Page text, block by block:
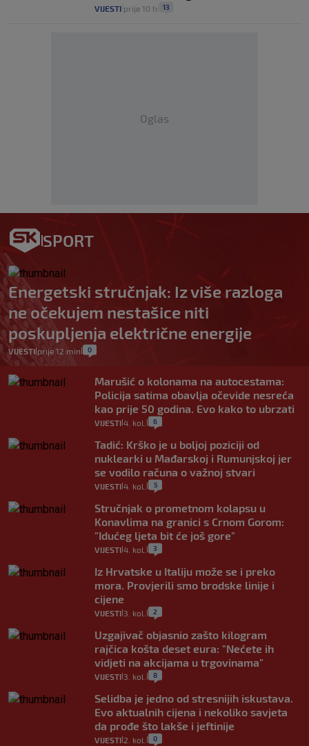
VIJESTI prije 10 h 13
Oglas
SPORT
Energetski stručnjak: Iz više razloga
ne očekujem nestašice niti
poskupljenja električne energije
VIJESTI| prije 12 min 0
Marušić o kolonama na autocestama:
Policija satima obavlja očevide nesreća
kao prije 50 godina. Evo kako to ubrzati
VIJESTI 4. kol. 6
Tadić: Krško je u boljoj poziciji od
nuklearki u Mađarskoj i Rumunjskoj jer
se vodilo računa o važnoj stvari
VIJESTI 4. kol. 5
Stručnjak o prometnom kolapsu u
Konavlima na granici s Crnom Gorom:
"Idućeg ljeta bit će još gore"
VIJESTI 4. kol. 3
Iz Hrvatske u Italiju može se i preko
mora. Provjerili smo brodske linije i
cijene
VIJESTI 3. kol. 2
Uzgajivač objasnio zašto kilogram
rajčica košta deset eura: "Nećete ih
vidjeti na akcijama u trgovinama"
VIJESTI 3. kol. 8
Selidba je jedno od stresnijih iskustava.
Evo aktualnih cijena i nekoliko savjeta
da prođe što lakše i jeftinije
VIJESTI 2. kol. 0